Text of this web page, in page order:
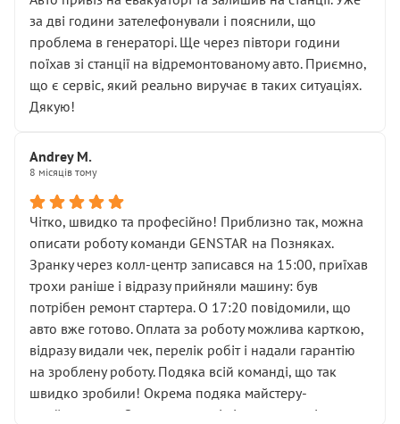
чіткого пояснення
( ну все зняли та доробили) дякую!
Окремий момент, який виглядає абсурдно:
мені заявили, що бачок гальмівної рідини потрібно
міняти разом із головним гальмівним циліндром у
Для людини, яка хоча б трохи розуміється на техніці,
це звучить як мінімум непрофесійно, а як максимум —
спроба продати дорогий вузол замість елементарних
ущільнювачів.
Що прикро — це не перший мій візит. Раніше міняв у
вас стартер, і тоді сервіс наче справив хороше
враження. Але згодом знайшов декілька гайок під
лобовим склом. Мені пояснили, що це “старі гайки, які
відкручували”, і попросили не хвилюватися. ( надіюсь
новий власник, не застяг в полі))
Але після нинішнього візиту такі дрібниці вже не
здаються дрібницями.
Я — клієнт, який працює на довірі, і саме її цей сервіс
за дві години зателефонували і пояснили, що
проблема в генераторі. Ще через півтори години
поїхав зі станції на відремонтованому авто. Приємно,
що є сервіс, який реально виручає в таких ситуаціях.
Дякую!
Andrey M.
8 місяців тому
Чітко, швидко та професійно! Приблизно так, можна
описати роботу команди GENSTAR на Позняках.
Зранку через колл-центр записався на 15:00, приїхав
трохи раніше і відразу прийняли машину: був
потрібен ремонт стартера. О 17:20 повідомили, що
авто вже готово. Оплата за роботу можлива карткою,
відразу видали чек, перелік робіт і надали гарантію
на зроблену роботу. Подяка всій команді, що так
швидко зробили! Окрема подяка майстеру-
приймальнику Олександру: всі чітко та по суті.